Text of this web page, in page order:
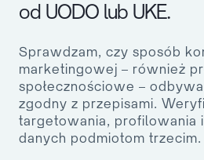
od UODO lub UKE.
Sprawdzam, czy sposób
marketingowej – również
społecznościowe –
zgodny z przepisami.
targetowania, profilowania
danych podmiotom trzecim.